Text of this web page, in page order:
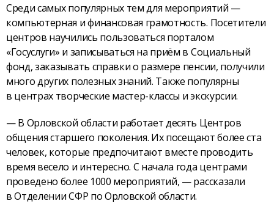
Среди самых популярных тем для мероприятий —
компьютерная и финансовая грамотность. Посетители
центров научились пользоваться порталом
«Госуслуги» и записываться на приём в Социальный
фонд, заказывать справки о размере пенсии, получили
много других полезных знаний. Также популярны
в центрах творческие мастер-классы и экскурсии.
— В Орловской области работает десять Центров
общения старшего поколения. Их посещают более ста
человек, которые предпочитают вместе проводить
время весело и интересно. С начала года центрами
проведено более 1000 мероприятий, — рассказали
в Отделении СФР по Орловской области.